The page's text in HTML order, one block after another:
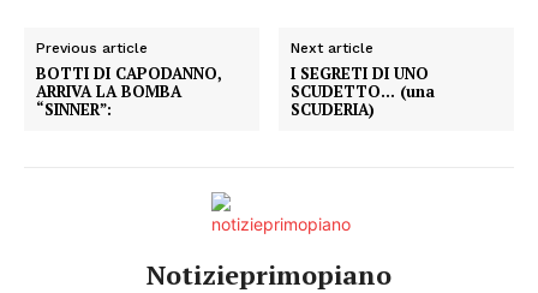
Previous article
BOTTI DI CAPODANNO,
ARRIVA LA BOMBA
“SINNER”:
Next article
I SEGRETI DI UNO
SCUDETTO… (una
SCUDERIA)
Notizieprimopiano